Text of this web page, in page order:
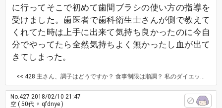
に行ってそこで初めて歯間ブラシの使い方の指導を
受けました。歯医者で歯科衛生士さんが側で教えて
くれてた時は上手に出来て気持ち良かったのに今自
分でやってたら全然気持ちよく無かったし血が出て
きてしまった。
<< 428 主さん、調子はどうですか？ 食事制限は順調？ 私のダイエットはすこーしづつ進んでいます👍 1/10から始めて、3～4kg痩せた感じ。 抜け毛だけは避けたいので、無理せずにやるね。 こちらは、少し野菜が安くなってきたよ。暖かくなると色々な野菜が安く出てくるから、沢山食べるようにしないとね。
No.427 2018/02/10 21:47
空 ( 50代 ♀ qfdnye )